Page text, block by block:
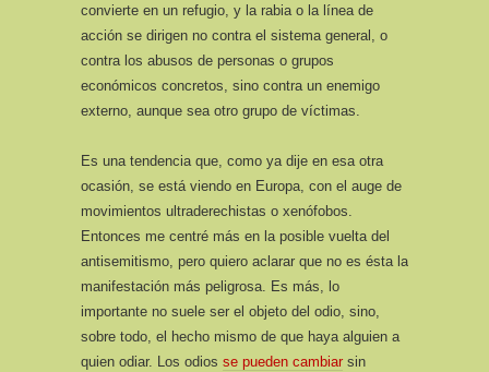
convierte en un refugio, y la rabia o la línea de
acción se dirigen no contra el sistema general, o
contra los abusos de personas o grupos
económicos concretos, sino contra un enemigo
externo, aunque sea otro grupo de víctimas.
Es una tendencia que, como ya dije en esa otra
ocasión, se está viendo en Europa, con el auge de
movimientos ultraderechistas o xenófobos.
Entonces me centré más en la posible vuelta del
antisemitismo, pero quiero aclarar que no es ésta la
manifestación más peligrosa. Es más, lo
importante no suele ser el objeto del odio, sino,
sobre todo, el hecho mismo de que haya alguien a
quien odiar. Los odios se pueden cambiar sin